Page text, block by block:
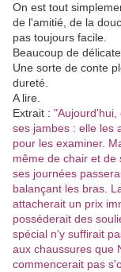
On est tout
de l'amitié, de la
pas toujours facile.
Beaucoup de
Une sorte de conte
dureté.
A lire.
Extrait : "Aujourd'hui,
ses jambes : elle les
pour les examiner.
même de chair et de
ses journées
balançant les bras.
attacherait un prix
posséderait des
spécial n'y suffirait
aux chaussures que
commencerait pas